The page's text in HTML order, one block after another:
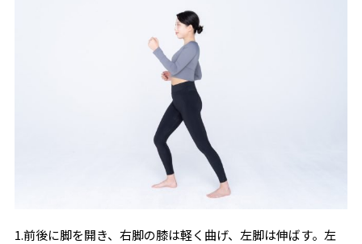
1.前後に脚を開き、右脚の膝は軽く曲げ、左脚は伸ばす。左